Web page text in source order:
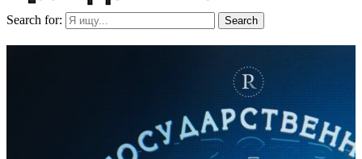
Search for: Search